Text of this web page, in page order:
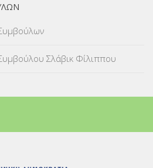
Σλάβικ Φίλιππου